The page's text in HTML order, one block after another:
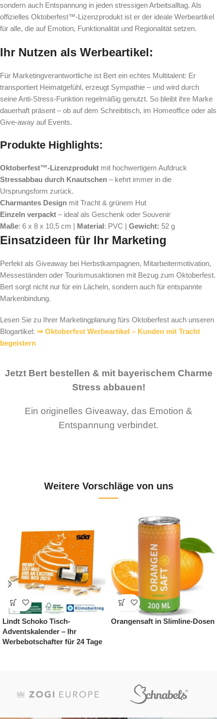
sondern auch Entspannung in jeden stressigen Arbeitsalltag. Als
offizielles Oktoberfest™-Lizenzprodukt ist er der ideale Werbeartikel
für alle, die auf Emotion, Funktionalität und Regionalität setzen.
Ihr Nutzen als Werbeartikel:
Für Marketingverantwortliche ist Bert ein echtes Multitalent: Er
transportiert Heimatgefühl, erzeugt Sympathie – und wird durch
seine Anti-Stress-Funktion regelmäßig genutzt. So bleibt ihre Marke
dauerhaft präsent – ob auf dem Schreibtisch, im Homeoffice oder als
Give-away auf Events.
Produkte Highlights:
Oktoberfest™-Lizenzprodukt mit hochwertigem Aufdruck
Stressabbau durch Knautschen – kehrt immer in die
Ursprungsform zurück.
Charmantes Design mit Tracht & grünem Hut
Einzeln verpackt – ideal als Geschenk oder Souvenir
Maße: 6 x 8 x 10,5 cm | Material: PVC | Gewicht: 52 g
Einsatzideen für Ihr Marketing
Perfekt als Giveaway bei Herbstkampagnen, Mitarbeitermotivation,
Messeständen oder Tourismusaktionen mit Bezug zum Oktoberfest.
Bert sorgt nicht nur für ein Lächeln, sondern auch für entspannte
Markenbindung.
Lesen Sie zu Ihrer Marketingplanung fürs Oktoberfest auch unseren
Blogartikel: ⇒ Oktoberfest Werbeartikel – Kunden mit Tracht
begeistern
Jetzt Bert bestellen & mit bayerischem Charme
Stress abbauen!
Ein originelles Giveaway, das Emotion &
Entspannung verbindet.
Weitere Vorschläge von uns
– Ihr
für 24 Tage
Orangensaft in Slimline-Dosen